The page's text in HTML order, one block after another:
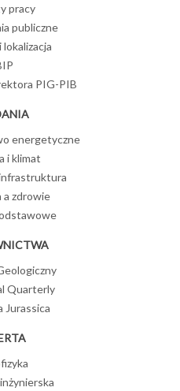
pracy
publiczne
PIG-PIB
energetyczne
i klimat
a zdrowie
Quarterly
Jurassica